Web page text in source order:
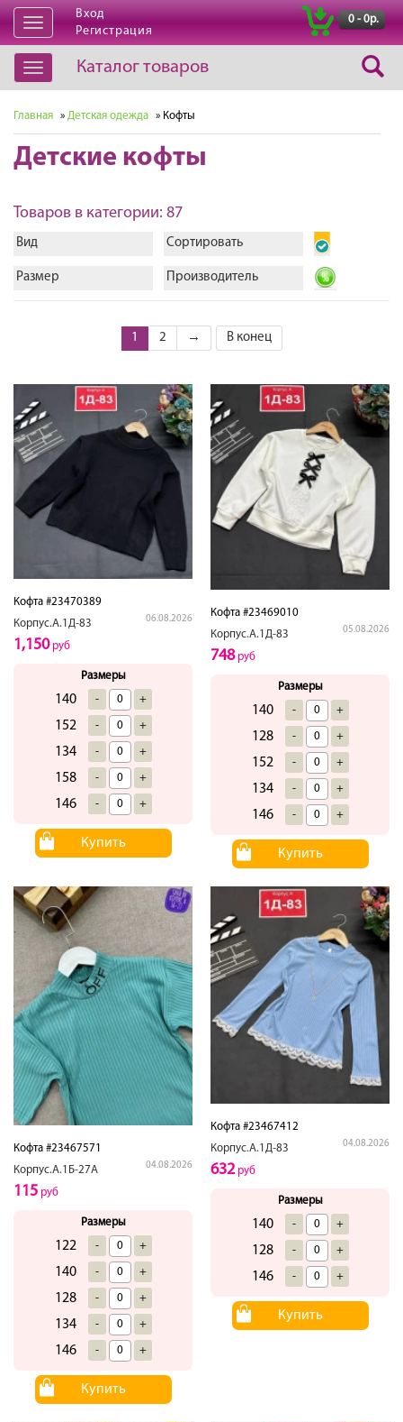
Открыть
навигацию
Вход
Регистрация
0 - 0р.
Открыть
навигацию
Каталог товаров
Главная » Детская одежда » Кофты
Детские кофты
Товаров в категории: 87
Вид Сортировать
Размер Производитель
1 2 → В конец
Кофта #23470389
Корпус.А.1Д-83
06.08.2026
1,150руб
Размеры
140 - +
152 - +
134 - +
158 - +
146 - +
Купить
Кофта #23469010
Корпус.А.1Д-83
05.08.2026
748руб
Размеры
140 - +
128 - +
152 - +
134 - +
146 - +
Купить
Кофта #23467571
Корпус.А.1Б-27А
04.08.2026
115 руб
Размеры
122 - +
140 - +
128 - +
134 - +
146 - +
Купить
Кофта #23467412
Корпус.А.1Д-83
04.08.2026
632руб
Размеры
140 - +
128 - +
146 - +
Купить